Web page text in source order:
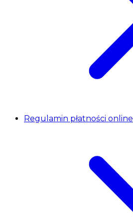
Regulamin płatności online